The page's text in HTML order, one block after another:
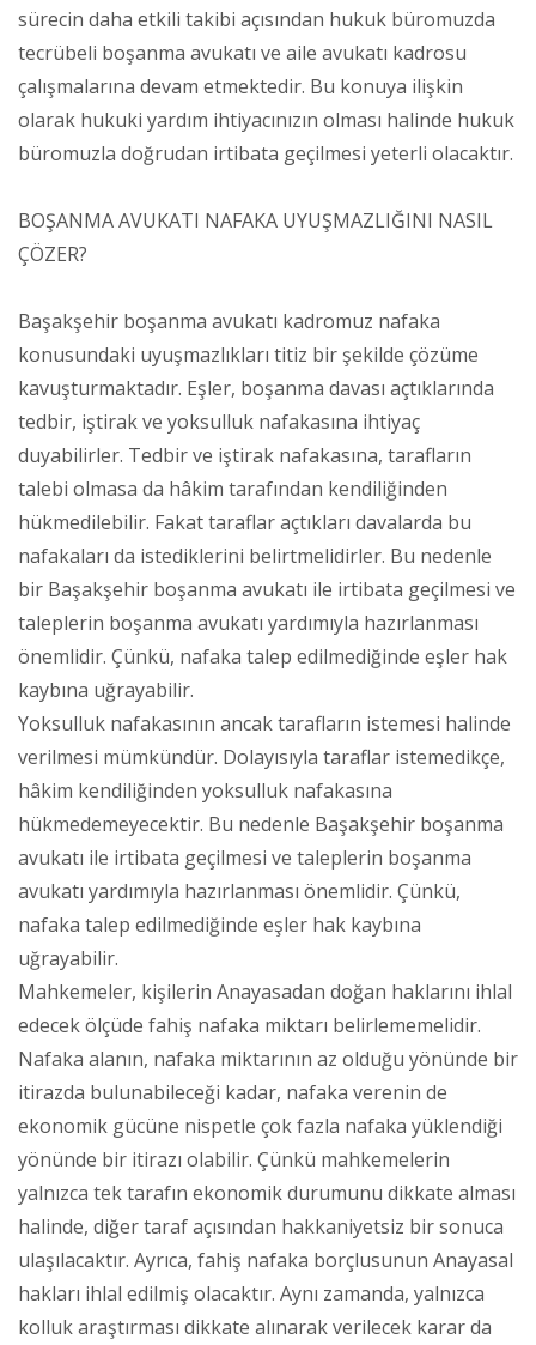
sürecin daha etkili takibi açısından hukuk büromuzda
tecrübeli boşanma avukatı ve aile avukatı kadrosu
çalışmalarına devam etmektedir. Bu konuya ilişkin
olarak hukuki yardım ihtiyacınızın olması halinde hukuk
büromuzla doğrudan irtibata geçilmesi yeterli olacaktır.
BOŞANMA AVUKATI NAFAKA UYUŞMAZLIĞINI NASIL
ÇÖZER?
Başakşehir boşanma avukatı kadromuz nafaka
konusundaki uyuşmazlıkları titiz bir şekilde çözüme
kavuşturmaktadır. Eşler, boşanma davası açtıklarında
tedbir, iştirak ve yoksulluk nafakasına ihtiyaç
duyabilirler. Tedbir ve iştirak nafakasına, tarafların
talebi olmasa da hâkim tarafından kendiliğinden
hükmedilebilir. Fakat taraflar açtıkları davalarda bu
nafakaları da istediklerini belirtmelidirler. Bu nedenle
bir Başakşehir boşanma avukatı ile irtibata geçilmesi ve
taleplerin boşanma avukatı yardımıyla hazırlanması
önemlidir. Çünkü, nafaka talep edilmediğinde eşler hak
kaybına uğrayabilir.
Yoksulluk nafakasının ancak tarafların istemesi halinde
verilmesi mümkündür. Dolayısıyla taraflar istemedikçe,
hâkim kendiliğinden yoksulluk nafakasına
hükmedemeyecektir. Bu nedenle Başakşehir boşanma
avukatı ile irtibata geçilmesi ve taleplerin boşanma
avukatı yardımıyla hazırlanması önemlidir. Çünkü,
nafaka talep edilmediğinde eşler hak kaybına
uğrayabilir.
Mahkemeler, kişilerin Anayasadan doğan haklarını ihlal
edecek ölçüde fahiş nafaka miktarı belirlememelidir.
Nafaka alanın, nafaka miktarının az olduğu yönünde bir
itirazda bulunabileceği kadar, nafaka verenin de
ekonomik gücüne nispetle çok fazla nafaka yüklendiği
yönünde bir itirazı olabilir. Çünkü mahkemelerin
yalnızca tek tarafın ekonomik durumunu dikkate alması
halinde, diğer taraf açısından hakkaniyetsiz bir sonuca
ulaşılacaktır. Ayrıca, fahiş nafaka borçlusunun Anayasal
hakları ihlal edilmiş olacaktır. Aynı zamanda, yalnızca
kolluk araştırması dikkate alınarak verilecek karar da